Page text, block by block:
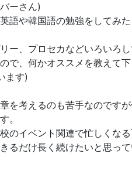
ーさん)
語や韓国語の勉強をしてみ
ー、プロセカなどいろいろ
で、何かオススメを教えて
ます)
を考えるのも苦手なのです
。
のイベント関連で忙しくな
るだけ長く続けたいと思っ